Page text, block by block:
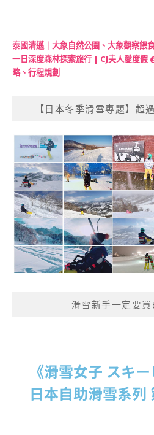
泰國清邁｜大象自然公園、大象觀察
一日深度森林探索旅行 | CJ夫人愛度
略、行程規劃
【日本冬季滑雪專題】超
滑雪新手一定要